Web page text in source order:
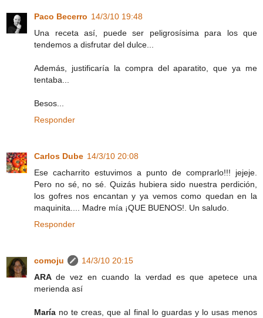
Paco Becerro 14/3/10 19:48
Una receta así, puede ser peligrosísima para los que
tendemos a disfrutar del dulce...
Además, justificaría la compra del aparatito, que ya me
tentaba...
Besos...
Responder
Carlos Dube 14/3/10 20:08
Ese cacharrito estuvimos a punto de comprarlo!!! jejeje.
Pero no sé, no sé. Quizás hubiera sido nuestra perdición,
los gofres nos encantan y ya vemos como quedan en la
maquinita.... Madre mía ¡QUE BUENOS!. Un saludo.
Responder
comoju
14/3/10 20:15
ARAde vez en cuando la verdad es que apetece una
merienda así
María no te creas, que al final lo guardas y lo usas menos